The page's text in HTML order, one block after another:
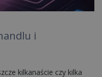
i
kilkanaście czy kilka